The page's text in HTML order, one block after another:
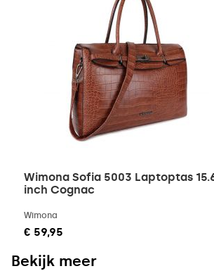
Wimona Sofia 5003 Laptoptas
inch Cognac
Wimona
€ 59,95
Bekijk meer